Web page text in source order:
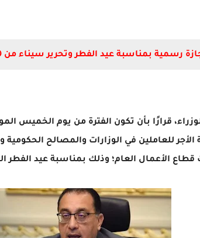
بمناسبة عيد الفطر وتحرير سيناء من 20 إلى 25 أبريل الجارى.
للعاملين في الوزارات والمصالح الحكومية
الأعمال العام؛ وذلك بمناسبة عيد الفطر